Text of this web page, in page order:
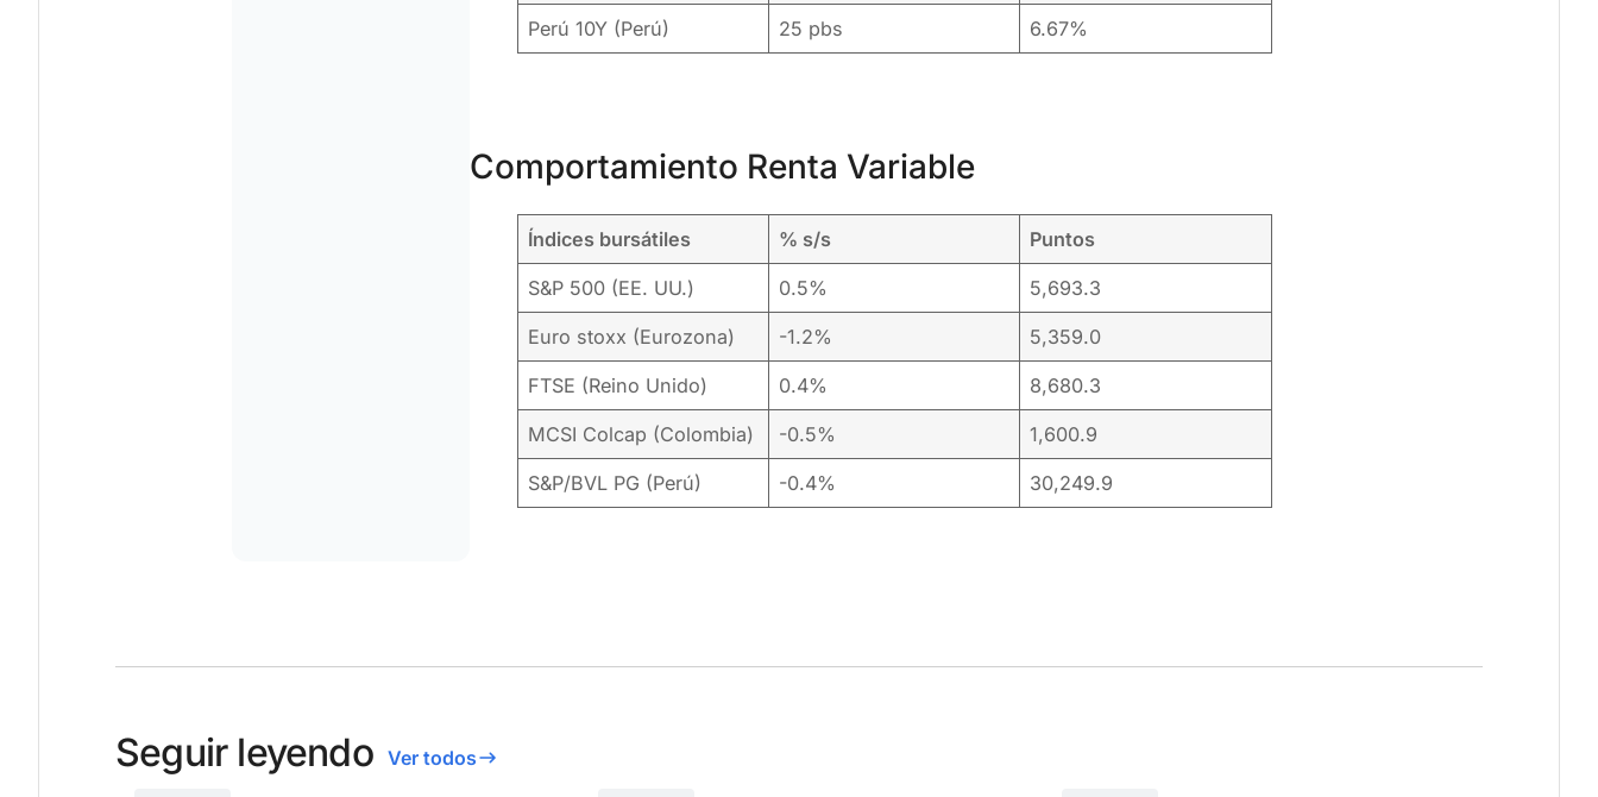
Perú 10Y (Perú) 25 pbs 6.67%
Comportamiento Renta Variable
Índices bursátiles % s/s Puntos
S&P 500 (EE. UU.) 0.5% 5,693.3
Euro stoxx (Eurozona) -1.2% 5,359.0
FTSE (Reino Unido) 0.4% 8,680.3
MCSI Colcap (Colombia) -0.5% 1,600.9
S&P/BVL PG (Perú) -0.4% 30,249.9
Seguir leyendo Ver todos